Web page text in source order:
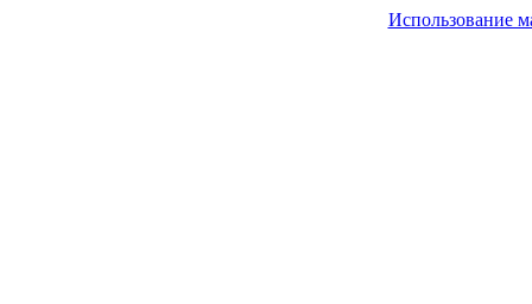
Использование